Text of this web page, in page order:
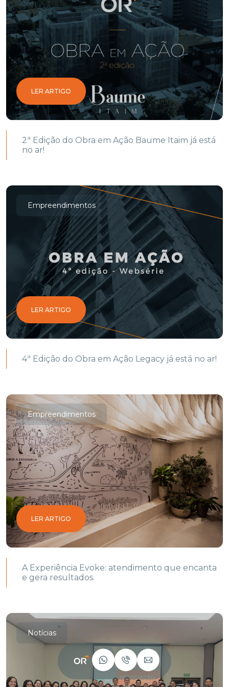
LER ARTIGO
2ª Edição do Obra em Ação Baume Itaim já está
no ar!
Empreendimentos
LER ARTIGO
4ª Edição do Obra em Ação Legacy já está no ar!
Empreendimentos
LER ARTIGO
A Experiência Evoke: atendimento que encanta
e gera resultados.
Notícias